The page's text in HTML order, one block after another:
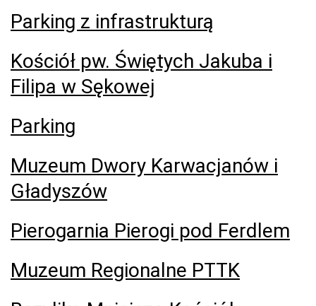
Parking z infrastrukturą
Kościół pw. Świętych Jakuba i
Filipa w Sękowej
Parking
Muzeum Dwory Karwacjanów i
Gładyszów
Pierogarnia Pierogi pod Ferdlem
Muzeum Regionalne PTTK